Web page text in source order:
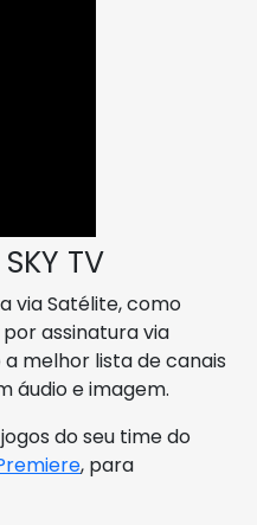
TV
via Satélite, como
assinatura via
melhor lista de canais
áudio e imagem.
do seu time do
, para